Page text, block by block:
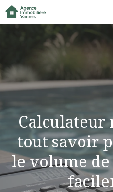
Aller
au
Calculateur
tout savoir
le volume